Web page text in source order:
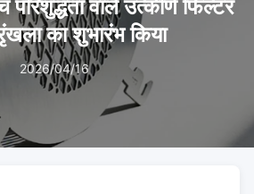
वाले उत्कीर्ण फिल्टर
का शुभारंभ किया
2026/04/16